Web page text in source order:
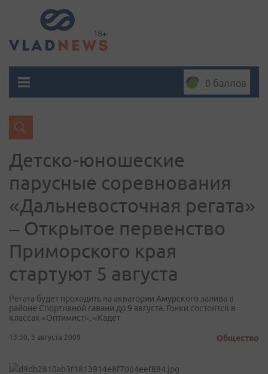
0 баллов
Детско-юношеские
парусные соревнования
«Дальневосточная регата»
– Открытое первенство
Приморского края
стартуют 5 августа
Регата будет проходить на акватории Амурского залива в
районе Спортивной гавани до 9 августа. Гонки состоятся в
классах «Оптимист», «Кадет
13:30, 3 августа 2009 Общество